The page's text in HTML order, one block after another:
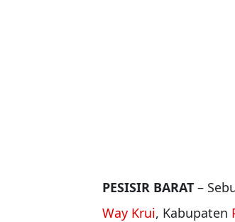
PESISIR BARAT –
Way Krui, Kabupaten